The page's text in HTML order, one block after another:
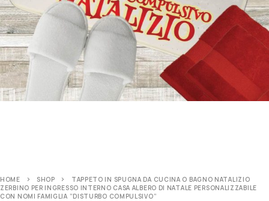
HOME SHOP
TAPPETO IN SPUGNA DA CUCINA O BAGNO NATALIZIO
ZERBINO PER INGRESSO INTERNO CASA ALBERO DI NATALE PERSONALIZZABILE
CON NOMI FAMIGLIA ”DISTURBO COMPULSIVO”